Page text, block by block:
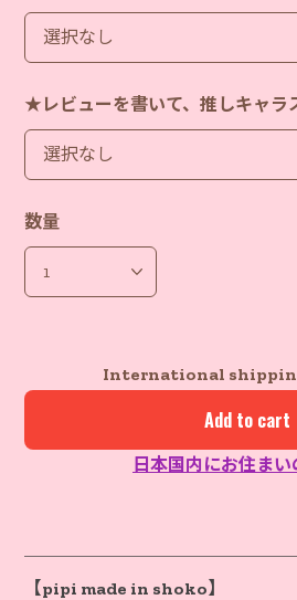
★レビューを書いて、推しキャ
数量
International
Add to cart
日本国内にお住まい
【pipi made in shoko】